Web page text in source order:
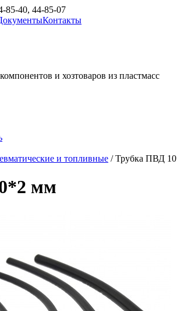
85-40, 44-85-07
Контакты
и хозтоваров из пластмасс
и топливные / Трубка ПВД
мм